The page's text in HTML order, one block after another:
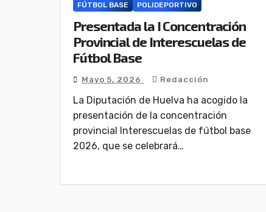
FÚTBOL BASE POLIDEPORTIVO
Presentada la I Concentración
Provincial de Interescuelas de
Fútbol Base
Mayo 5, 2026 Redacción
La Diputación de Huelva ha acogido la
presentación de la concentración
provincial Interescuelas de fútbol base
2026, que se celebrará…